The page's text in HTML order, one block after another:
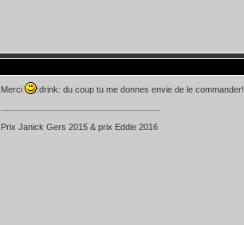
Merci :drink: du coup tu me donnes envie de le commander!
Prix Janick Gers 2015 & prix Eddie 2016